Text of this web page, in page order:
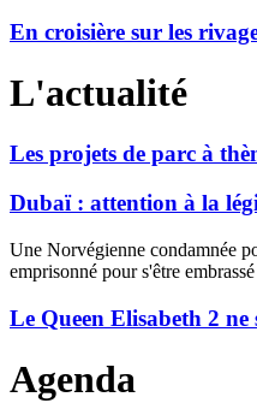
En croisière sur les
L'actualité
Les projets de parc à
Dubaï : attention à la
Une Norvégienne condamnée
emprisonné pour s'être
Le Queen Elisabeth 2
Agenda